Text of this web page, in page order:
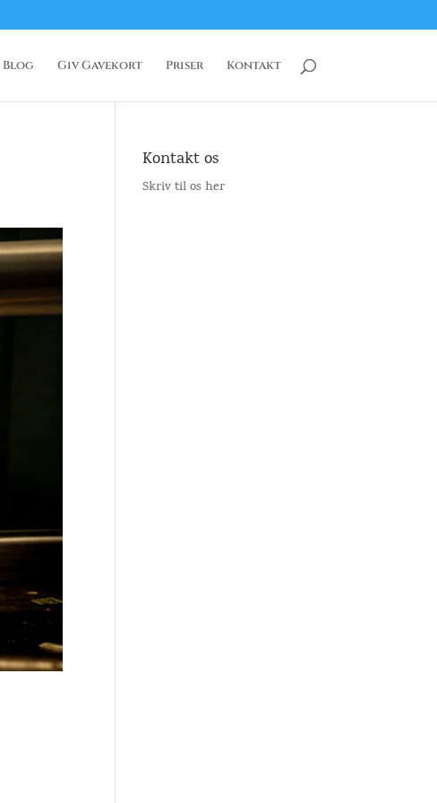
Blog Giv Gavekort Priser Kontakt
Kontakt os
Skriv til os her